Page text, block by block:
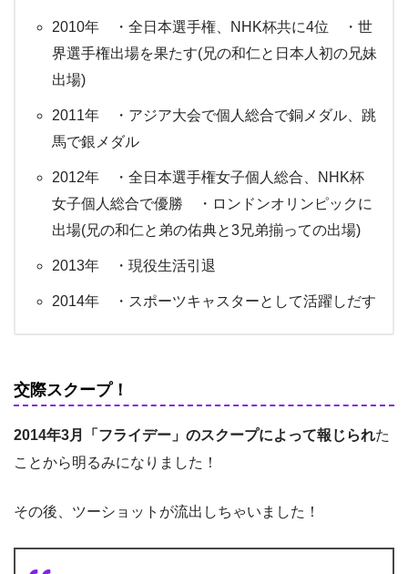
2010年 ・全日本選手権、NHK杯共に4位 ・世
界選手権出場を果たす(兄の和仁と日本人初の兄妹
出場)
2011年 ・アジア大会で個人総合で銅メダル、跳
馬で銀メダル
2012年 ・全日本選手権女子個人総合、NHK杯
女子個人総合で優勝 ・ロンドンオリンピックに
出場(兄の和仁と弟の佑典と3兄弟揃っての出場)
2013年 ・現役生活引退
2014年 ・スポーツキャスターとして活躍しだす
交際スクープ！
2014年3月「フライデー」のスクープによって報じられた
ことから明るみになりました！
その後、ツーショットが流出しちゃいました！